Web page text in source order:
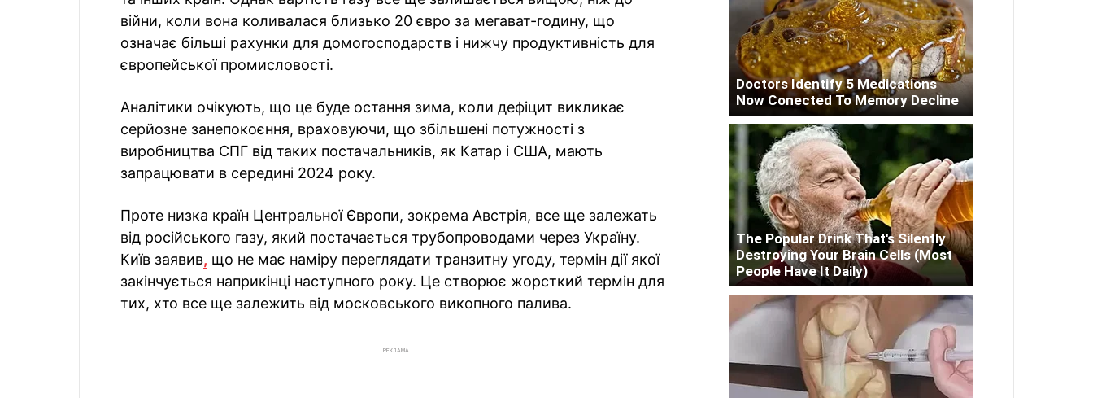
війни, коли вона коливалася близько 20 євро за мегават-годину, що
означає більші рахунки для домогосподарств і нижчу продуктивність для
європейської промисловості.
Аналітики очікують, що це буде остання зима, коли дефіцит викликає
серйозне занепокоєння, враховуючи, що збільшені потужності з
виробництва СПГ від таких постачальників, як Катар і США, мають
запрацювати в середині 2024 року.
Проте низка країн Центральної Європи, зокрема Австрія, все ще залежать
від російського газу, який постачається трубопроводами через Україну.
Київ заявив, що не має наміру переглядати транзитну угоду, термін дії якої
закінчується наприкінці наступного року. Це створює жорсткий термін для
тих, хто все ще залежить від московського викопного палива.
РЕКЛАМА
Doctors Identify 5 Medications
Now Conected To Memory Decline
The Popular Drink That's Silently
Destroying Your Brain Cells (Most
People Have It Daily)